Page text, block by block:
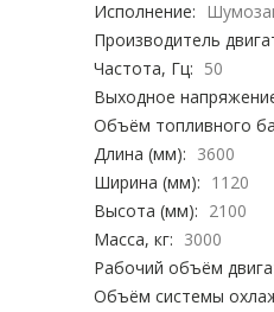
Исполнение:
Производитель
Частота, Гц: 50
Выходное
Объём топливного
Длина (мм): 3600
Ширина (мм): 1120
Высота (мм): 2100
Масса, кг: 3000
Рабочий объём
Объём системы